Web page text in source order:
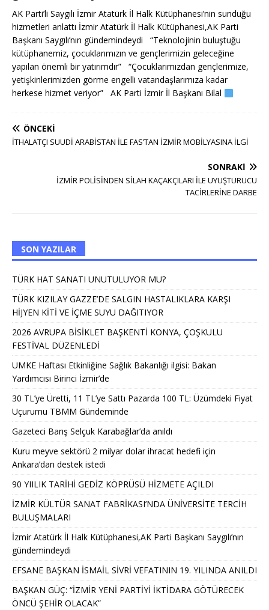
AK Parti’li Saygılı İzmir Atatürk İl Halk Kütüphanesi’nin sunduğu
hizmetleri anlattı İzmir Atatürk İl Halk Kütüphanesi,AK Parti
Başkanı Saygılı’nın gündemindeydi “Teknolojinin buluştuğu
kütüphanemiz, çocuklarımızın ve gençlerimizin geleceğine
yapılan önemli bir yatırımdır” “Çocuklarımızdan gençlerimize,
yetişkinlerimizden görme engelli vatandaşlarımıza kadar
herkese hizmet veriyor” AK Parti İzmir İl Başkanı Bilal
ÖNCEKI
İTHALATÇI SUUDİ ARABİSTAN İLE FAS’TAN İZMİR MOBİLYASINA İLGİ
SONRAKI
İZMİR POLİSİNDEN SİLAH KAÇAKÇILARI İLE UYUŞTURUCU
TACİRLERİNE DARBE
SON YAZILAR
TÜRK HAT SANATI UNUTULUYOR MU?
TÜRK KIZILAY GAZZE’DE SALGIN HASTALIKLARA KARŞI
HİJYEN KİTİ VE İÇME SUYU DAĞITIYOR
2026 AVRUPA BİSİKLET BAŞKENTİ KONYA, ÇOŞKULU
FESTİVAL DÜZENLEDİ
UMKE Haftası Etkinliğine Sağlık Bakanlığı ilgisi: Bakan
Yardımcısı Birinci İzmir’de
30 TL’ye Üretti, 11 TL’ye Sattı Pazarda 100 TL: Üzümdeki Fiyat
Uçurumu TBMM Gündeminde
Gazeteci Barış Selçuk Karabağlar’da anıldı
Kuru meyve sektörü 2 milyar dolar ihracat hedefi için
Ankara’dan destek istedi
90 YIILIK TARİHİ GEDİZ KÖPRÜSÜ HİZMETE AÇILDI
İZMİR KÜLTÜR SANAT FABRİKASI’NDA ÜNİVERSİTE TERCİH
BULUŞMALARI
İzmir Atatürk İl Halk Kütüphanesi,AK Parti Başkanı Saygılı’nın
gündemindeydi
EFSANE BAŞKAN İSMAİL SİVRİ VEFATININ 19. YILINDA ANILDI
BAŞKAN GÜÇ: “İZMİR YENİ PARTİYİ İKTİDARA GÖTÜRECEK
ÖNCÜ ŞEHİR OLACAK”